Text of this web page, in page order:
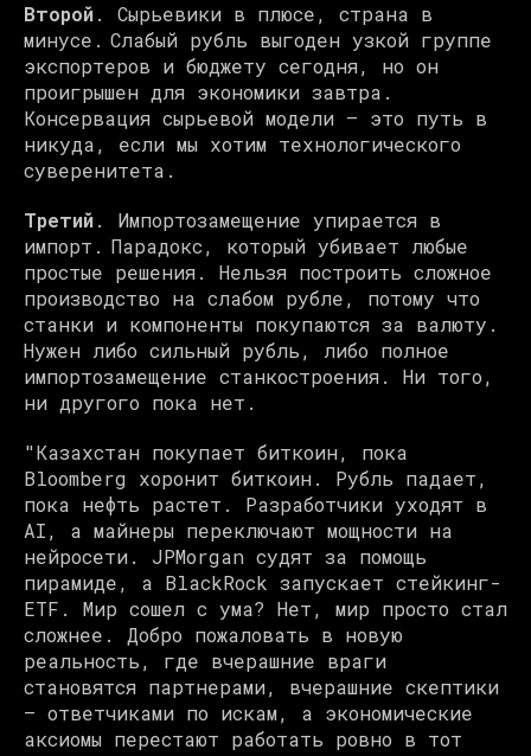
Второй. Сырьевики в плюсе, страна в
минусе. Слабый рубль выгоден узкой группе
экспортеров и бюджету сегодня, но он
проигрышен для экономики завтра.
Консервация сырьевой модели — это путь в
никуда, если мы хотим технологического
суверенитета.
Третий. Импортозамещение упирается в
импорт. Парадокс, который убивает любые
простые решения. Нельзя построить сложное
производство на слабом рубле, потому что
станки и компоненты покупаются за валюту.
Нужен либо сильный рубль, либо полное
импортозамещение станкостроения. Ни того,
ни другого пока нет.
"Казахстан покупает биткоин, пока
Bloomberg хоронит биткоин. Рубль падает,
пока нефть растет. Разработчики уходят в
AI, а майнеры переключают мощности на
нейросети. JPMorgan судят за помощь
пирамиде, а BlackRock запускает стейкинг-
ETF. Мир сошел с ума? Нет, мир просто стал
сложнее. Добро пожаловать в новую
реальность, где вчерашние враги
становятся партнерами, вчерашние скептики
— ответчиками по искам, а экономические
аксиомы перестают работать ровно в тот